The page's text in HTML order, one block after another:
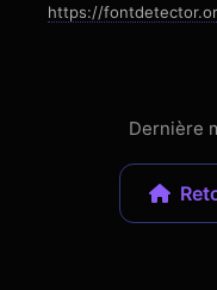
https://
Dernière